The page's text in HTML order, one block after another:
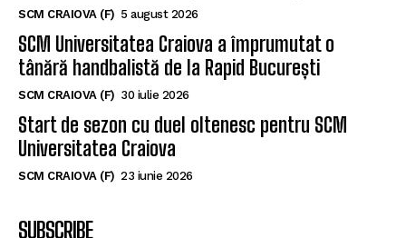
SCM CRAIOVA (F) 5 august 2026
SCM Universitatea Craiova a împrumutat o
tânără handbalistă de la Rapid București
SCM CRAIOVA (F) 30 iulie 2026
Start de sezon cu duel oltenesc pentru SCM
Universitatea Craiova
SCM CRAIOVA (F) 23 iunie 2026
SUBSCRIBE